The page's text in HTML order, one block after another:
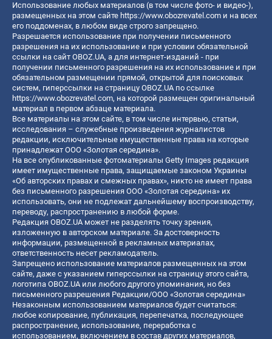
Использование любых материалов (в том числе фото- и видео-),
размещенных на этом сайте https://www.obozrevatel.com и на всех
его поддоменах, в любом виде строго запрещено.
Разрешается использование при получении письменного
разрешения на их использование и при условии обязательной
ссылки на сайт OBOZ.UA, а для интернет-изданий - при
получении письменного разрешения на их использование и при
обязательном размещении прямой, открытой для поисковых
систем, гиперссылки на страницу OBOZ.UA по ссылке
https://www.obozrevatel.com, на которой размещен оригинальный
материал в первом абзаце материала.
Все материалы на этом сайте, в том числе интервью, статьи,
исследования – служебные произведения журналистов
редакции, исключительные имущественные права на которые
принадлежат ООО «Золотая середина».
На все опубликованные фотоматериалы Getty Images редакция
имеет имущественные права, защищаемые законом Украины
«Об авторских правах и смежных правах», никто не имеет права
без письменного разрешения ООО «Золотая середина» их
использовать, они не подлежат дальнейшему воспроизводству,
переводу, распространению в любой форме.
Редакция OBOZ.UA может не разделять точку зрения,
изложенную в авторском материале. За достоверность
информации, размещенной в рекламных материалах,
ответственность несет рекламодатель.
Запрещено использование материалов размещенных на этом
сайте, даже с указанием гиперссылки на страницу этого сайта,
логотипа OBOZ.UA или любого другого упоминания, но без
письменного разрешения Редакции/ООО «Золотая середина»
Незаконным использованием материалов будет считаться:
любое копирование, публикация, перепечатка, последующее
распространение, использование, переработка с
использованием, включением в состав других материалов,